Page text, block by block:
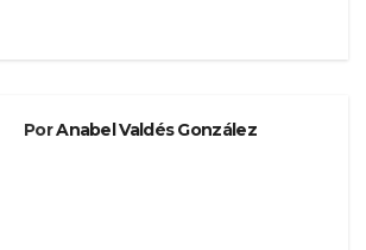
PorAnabel Valdés González